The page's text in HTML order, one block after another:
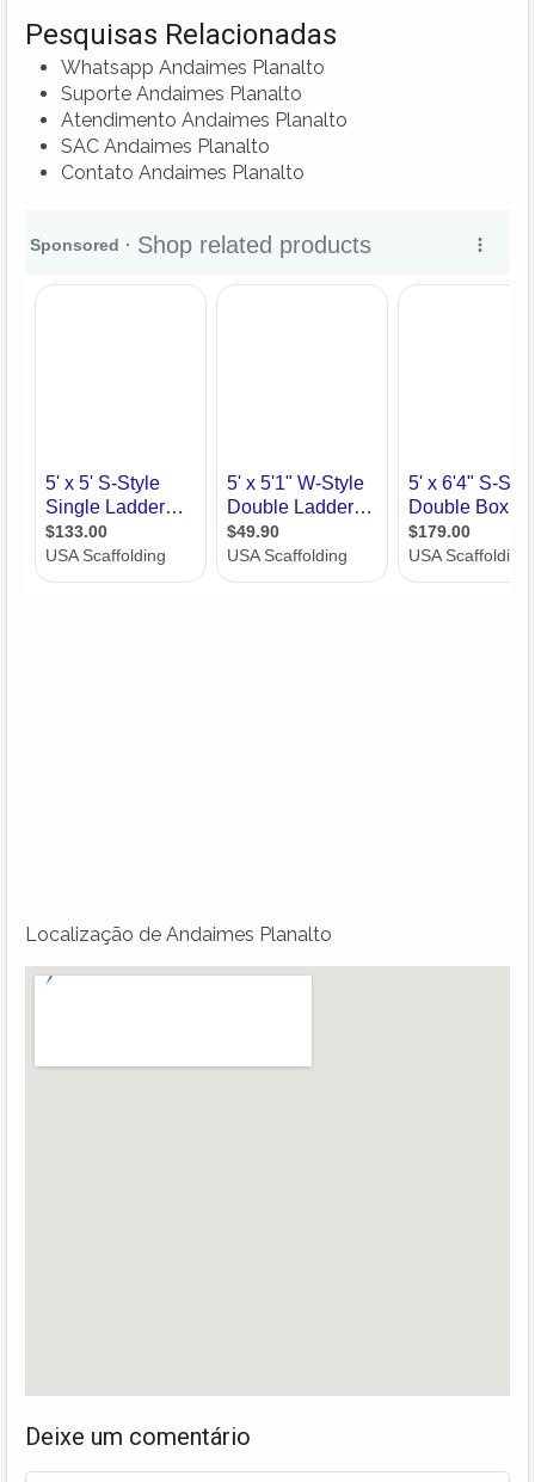
Pesquisas Relacionadas
Whatsapp Andaimes Planalto
Suporte Andaimes Planalto
Atendimento Andaimes Planalto
SAC Andaimes Planalto
Contato Andaimes Planalto
Localização de Andaimes Planalto
Deixe um comentário